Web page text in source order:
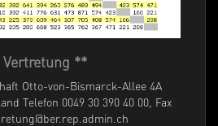
**
Otto-von-Bismarck-Allee 4A
Telefon 0049 30 390 40 00, Fax